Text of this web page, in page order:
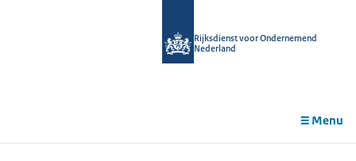
Rijksdienst voor Ondernemend
Nederland
Menu